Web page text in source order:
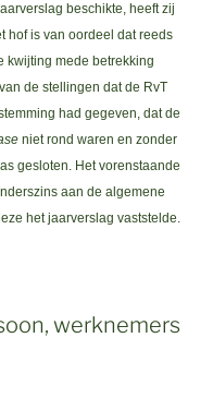
beschikte, heeft zij
hof is van oordeel dat reeds
kwijting mede betrekking
de stellingen dat de RvT
had gegeven, dat de
niet rond waren en zonder
gesloten. Het vorenstaande
aan de algemene
het jaarverslag vaststelde.
werknemers